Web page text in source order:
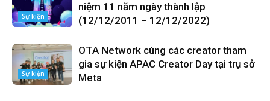
Sự kiện
niệm 11 năm ngày thành lập
(12/12/2011 – 12/12/2022)
Sự kiện
OTA Network cùng các creator tham
gia sự kiện APAC Creator Day tại trụ sở
Meta